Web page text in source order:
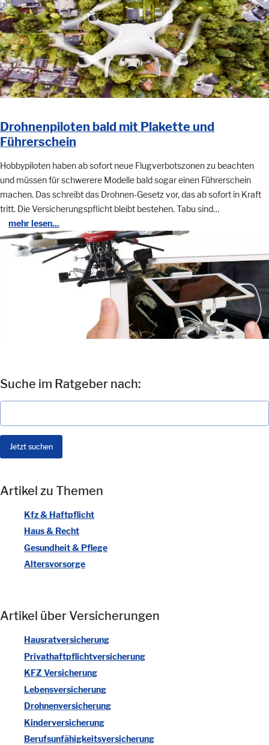
Drohnenpiloten bald mit Plakette und
Führerschein
Hobbypiloten haben ab sofort neue Flugverbotszonen zu beachten
und müssen für schwerere Modelle bald sogar einen Führerschein
machen. Das schreibt das Drohnen-Gesetz vor, das ab sofort in Kraft
tritt. Die Versicherungspflicht bleibt bestehen. Tabu sind…
mehr lesen...
Suche im Ratgeber nach:
Artikel zu Themen
Kfz & Haftpflicht
Haus & Recht
Gesundheit & Pflege
Altersvorsorge
Artikel über Versicherungen
Hausratversicherung
Privathaftpflichtversicherung
KFZ Versicherung
Lebensversicherung
Drohnenversicherung
Kinderversicherung
Berufsunfähigkeitsversicherung